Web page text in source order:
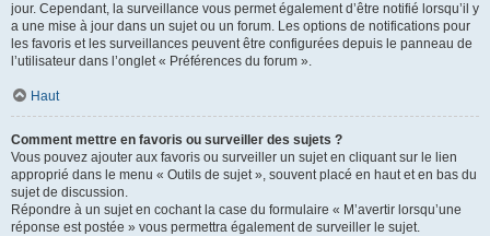
jour. Cependant, la surveillance vous permet également d’être notifié lorsqu’il y
a une mise à jour dans un sujet ou un forum. Les options de notifications pour
les favoris et les surveillances peuvent être configurées depuis le panneau de
l’utilisateur dans l’onglet « Préférences du forum ».
Haut
Comment mettre en favoris ou surveiller des sujets ?
Vous pouvez ajouter aux favoris ou surveiller un sujet en cliquant sur le lien
approprié dans le menu « Outils de sujet », souvent placé en haut et en bas du
sujet de discussion.
Répondre à un sujet en cochant la case du formulaire « M’avertir lorsqu’une
réponse est postée » vous permettra également de surveiller le sujet.